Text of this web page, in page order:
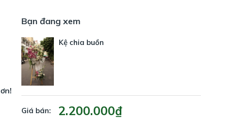
Bạn đang xem
Kệ chia buồn
Giá bán: 2.200.000₫